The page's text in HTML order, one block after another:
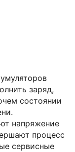
заряд,
состоянии
напряжение
процесс
сервисные